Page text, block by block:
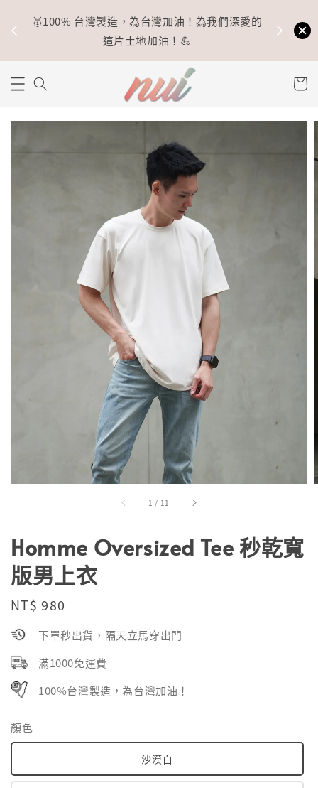
🥇100% 台灣製造，為台灣加油！為我們深愛的
這片土地加油！💪
1 / 11
Homme Oversized Tee 秒乾寬
版男上衣
Regular
NT$ 980
下單秒出貨，隔天立馬穿出門
滿1000免運費
100%台灣製造，為台灣加油！
顏色
沙漠白